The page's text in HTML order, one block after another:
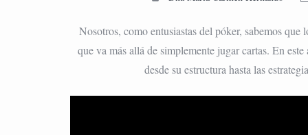
Nosotros, como entusiastas del póker, sabemos que
que va más allá de simplemente jugar cartas. En
desde su estructura hasta las